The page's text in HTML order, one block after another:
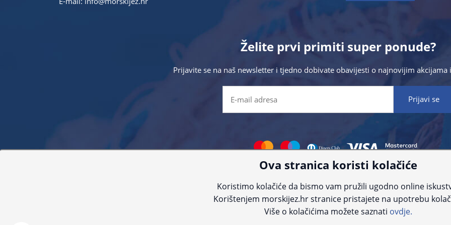
Želite prvi primiti super ponude?
Prijavite se na naš newsletter i tjedno dobivate obavijesti o najnovijim akcijama
proizvoda. Za najažurnije informacije kontaktirajte nas putem telefona:+385 23 231 761ili e-
© Morski jež 2022
Ova stranica koristi kolačiće
Koristimo kolačiće da bismo vam pružili ugodno online
Korištenjem morskijez.hr stranice pristajete na upotrebu
Više o kolačićima možete saznati ovdje.